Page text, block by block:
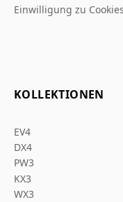
Einwilligung zu
KOLLEKTIONEN
EV4
DX4
PW3
KX3
WX3